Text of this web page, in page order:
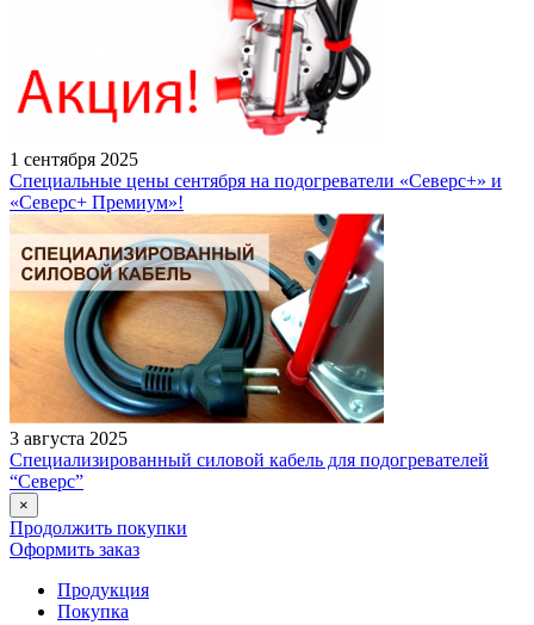
1 сентября 2025
Специальные цены сентября на подогреватели «Северс+» и
«Северс+ Премиум»!
3 августа 2025
Специализированный силовой кабель для подогревателей
“Северс”
×
Продолжить покупки
Оформить заказ
Продукция
Покупка